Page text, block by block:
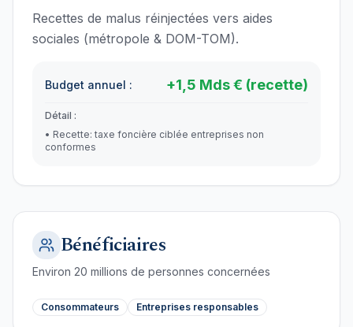
Recettes de malus réinjectées vers aides
sociales (métropole & DOM-TOM).
Budget annuel : +1,5 Mds € (recette)
Détail :
• Recette: taxe foncière ciblée entreprises non
conformes
Bénéficiaires
Environ 20 millions de personnes concernées
Consommateurs Entreprises responsables